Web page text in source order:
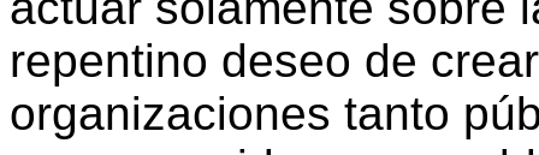
repentino deseo de
organizaciones tanto